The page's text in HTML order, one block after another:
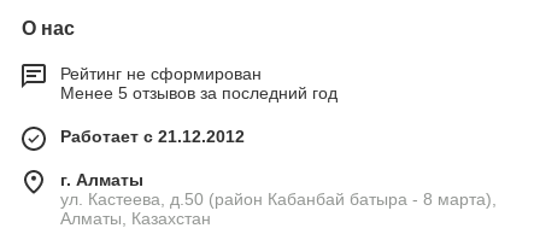
О нас
Рейтинг не сформирован
Менее 5 отзывов за последний год
Работает с 21.12.2012
г. Алматы
ул. Кастеева, д.50 (район Кабанбай батыра - 8 марта),
Алматы, Казахстан